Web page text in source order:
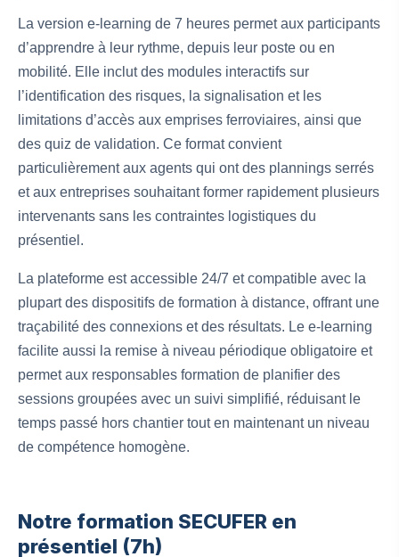
La version e-learning de 7 heures permet aux participants
d’apprendre à leur rythme, depuis leur poste ou en
mobilité. Elle inclut des modules interactifs sur
l’identification des risques, la signalisation et les
limitations d’accès aux emprises ferroviaires, ainsi que
des quiz de validation. Ce format convient
particulièrement aux agents qui ont des plannings serrés
et aux entreprises souhaitant former rapidement plusieurs
intervenants sans les contraintes logistiques du
présentiel.
La plateforme est accessible 24/7 et compatible avec la
plupart des dispositifs de formation à distance, offrant une
traçabilité des connexions et des résultats. Le e-learning
facilite aussi la remise à niveau périodique obligatoire et
permet aux responsables formation de planifier des
sessions groupées avec un suivi simplifié, réduisant le
temps passé hors chantier tout en maintenant un niveau
de compétence homogène.
Notre formation SECUFER en
présentiel (7h)